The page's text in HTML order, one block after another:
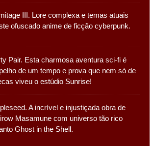
III. Lore complexa e temas atuais
ofuscado anime de ficção cyberpunk.
Pair. Esta charmosa aventura sci-fi é
de um tempo e prova que nem só de
viveu o estúdio Sunrise!
A incrível e injustiçada obra de
Masamune com universo tão rico
Ghost in the Shell.